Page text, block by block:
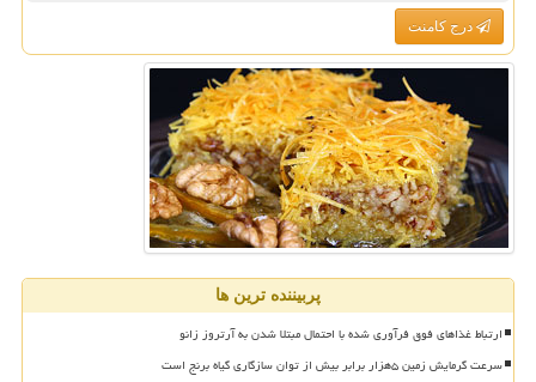
درج کامنت
پربیننده ترین ها
ارتباط غذاهای فوق فرآوری شده با احتمال مبتلا شدن به آرتروز زانو
سرعت گرمایش زمین ۵هزار برابر بیش از توان سازگاری گیاه برنج است